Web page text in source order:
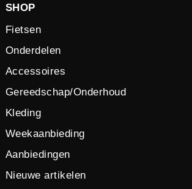
SHOP
Fietsen
Onderdelen
Accessoires
Gereedschap/Onderhoud
Kleding
Weekaanbieding
Aanbiedingen
Nieuwe artikelen